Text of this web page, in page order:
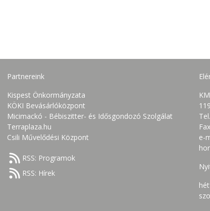
Partnereink
Kispest Önkormányzata
KÖKI Bevásárlóközpont
Micimackó - Bébiszitter- és Idősgondozó Szolgálat
Terraplaza.hu
Csili Művelődési Központ
RSS: Programok
RSS: Hírek
e-